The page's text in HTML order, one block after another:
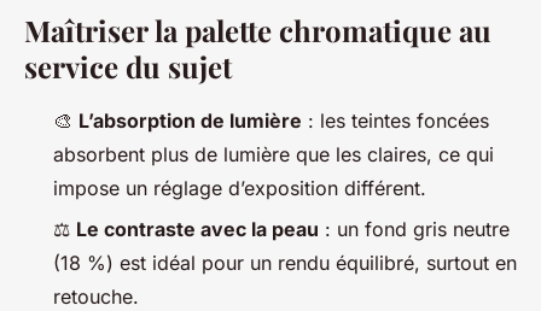
Maîtriser la palette chromatique au
service du sujet
🎨 L’absorption de lumière : les teintes foncées
absorbent plus de lumière que les claires, ce qui
impose un réglage d’exposition différent.
⚖️ Le contraste avec la peau : un fond gris neutre
(18 %) est idéal pour un rendu équilibré, surtout en
retouche.